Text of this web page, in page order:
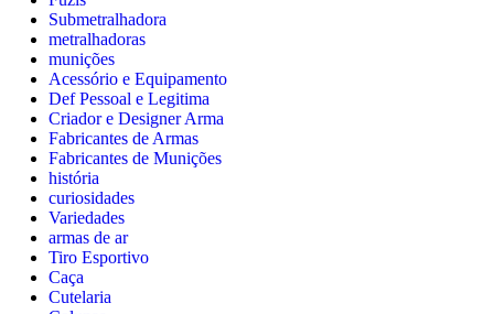
Submetralhadora
metralhadoras
munições
Acessório e Equipamento
Def Pessoal e Legitima
Criador e Designer Arma
Fabricantes de Armas
Fabricantes de Munições
história
curiosidades
Variedades
armas de ar
Tiro Esportivo
Caça
Cutelaria